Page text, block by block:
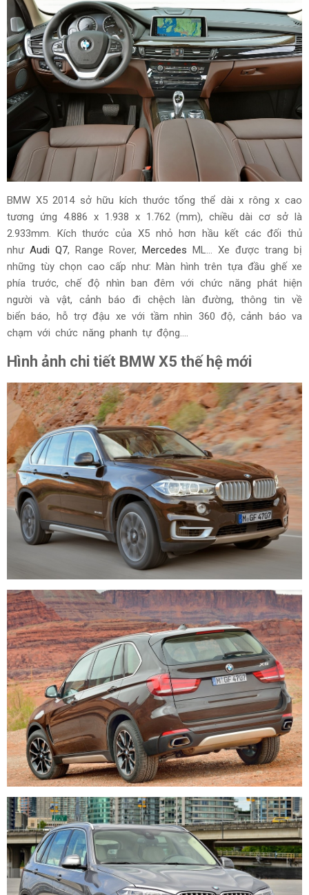
BMW X5 2014 sở hữu kích thước tổng thể dài x rông x cao
tương ứng 4.886 x 1.938 x 1.762 (mm), chiều dài cơ sở là
2.933mm. Kích thước của X5 nhỏ hơn hầu kết các đối thủ
như Audi Q7, Range Rover, Mercedes ML... Xe được trang bị
những tùy chọn cao cấp như: Màn hình trên tựa đầu ghế xe
phía trước, chế độ nhìn ban đêm với chức năng phát hiện
người và vật, cảnh báo đi chệch làn đường, thông tin về
biển báo, hỗ trợ đậu xe với tầm nhìn 360 độ, cảnh báo va
chạm với chức năng phanh tự động....
Hình ảnh chi tiết BMW X5 thế hệ mới